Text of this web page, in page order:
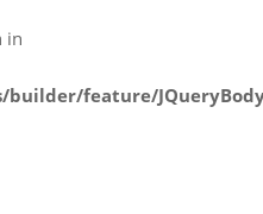
in
feature/